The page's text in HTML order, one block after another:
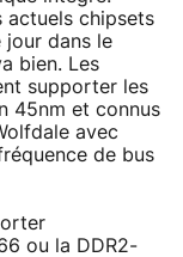
actuels chipsets
jour dans le
bien. Les
supporter les
45nm et connus
avec
de bus
ou la DDR2-